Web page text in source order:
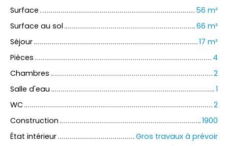
Surface
56 m²
Surface au sol
66 m²
Séjour
17 m²
Pièces
4
Chambres
2
Salle d'eau
1
WC
2
Construction
1900
État intérieur
Gros travaux à prévoir